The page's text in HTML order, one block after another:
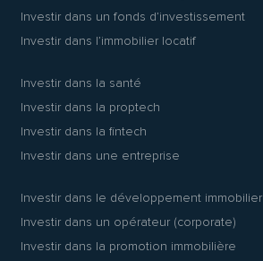
Investir dans un fonds d’investissement
Investir dans l’immobilier locatif
Investir dans la santé
Investir dans la proptech
Investir dans la fintech
Investir dans une entreprise
Investir dans le développement immobilier
Investir dans un opérateur (corporate)
Investir dans la promotion immobilière